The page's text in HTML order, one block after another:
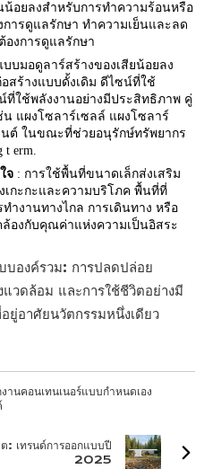
น้อยลงสำหรับการทำความร้อนหรือ
การดูแลรักษา ทำความเย็นและลด
องการดูแลรักษา
บบมอดูลาร์สร้างของเสียน้อยลง
อสร้างแบบดั้งเดิม ดีไซน์ที่ใช้
ที่ใช้พลังงานอย่างมีประสิทธิภาพ คู่
แผงโซลาร์เซลล์ แผงโซลาร์
ต์ ในขณะที่ช่วยอนุรักษ์ทรัพยากร
t erm.
จ : การใช้พื้นที่ขนาดเล็กส่งเสริม
กะกะและความบริโภค พื้นที่ที่
ำงานทางไกล การเดินทาง หรือ
องกับคุณค่าแห่งความเป็นอิสระ
บองค์รวม: การปลดปล่อย
วดล้อม และการใช้ชีวิตอย่างมี
ยู่อาศัยนวัตกรรมหนึ่งเดียว
านคอนเทนเนอร์แบบกำหนดเอง
: เทรนด์การออกแบบปี
2025